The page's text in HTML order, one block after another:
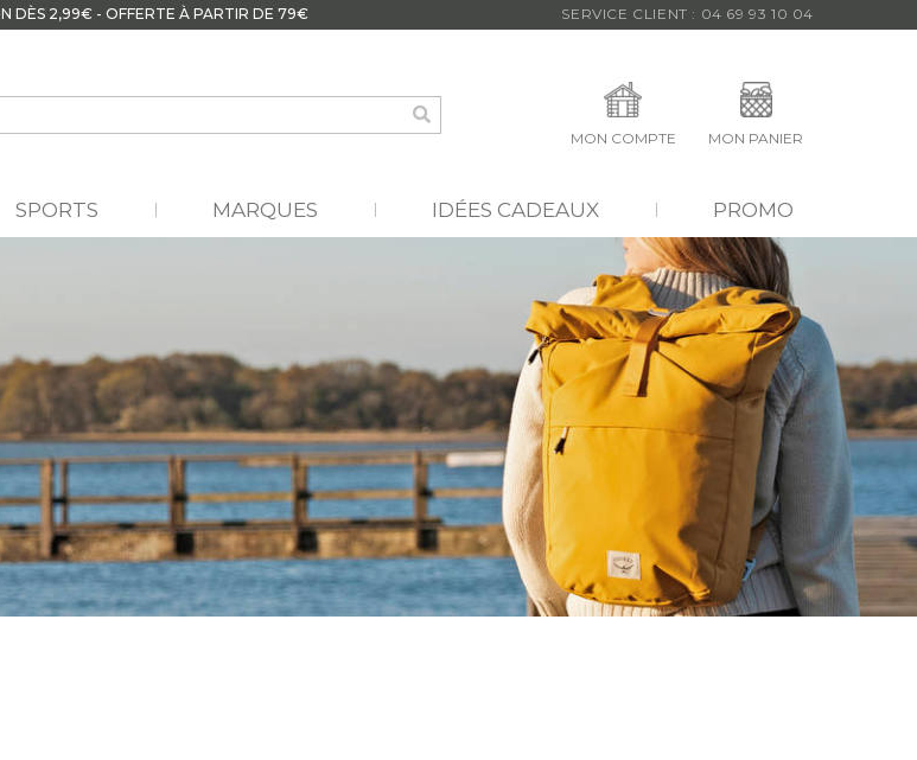
DÈS 2,99€ - OFFERTE À PARTIR DE 79€ SERVICE CLIENT : 04 69 93 10 04
MON COMPTE MON PANIER
SPORTS MARQUES IDÉES CADEAUX PROMO